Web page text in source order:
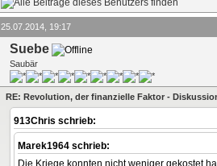
25.07.2014, 19:17
Suebe
Saubär
RE: Revolution, der finanzielle Faktor -
913Chris schrieb:
Marek1964 schrieb:
Die Kriege konnten nicht weniger gekostet